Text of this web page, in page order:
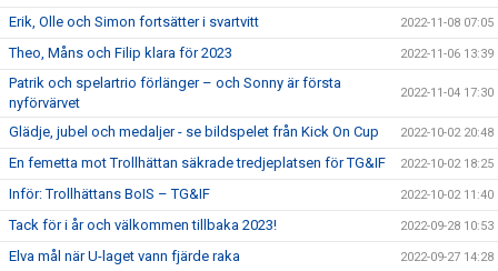
Erik, Olle och Simon fortsätter i svartvitt 2022-11-08 07:05
Theo, Måns och Filip klara för 2023 2022-11-06 13:39
Patrik och spelartrio förlänger – och Sonny är första
nyförvärvet
2022-11-04 17:30
Glädje, jubel och medaljer - se bildspelet från Kick On Cup 2022-10-02 20:48
En femetta mot Trollhättan säkrade tredjeplatsen för TG&IF 2022-10-02 18:25
Inför: Trollhättans BoIS – TG&IF 2022-10-02 11:40
Tack för i år och välkommen tillbaka 2023! 2022-09-28 10:53
Elva mål när U-laget vann fjärde raka 2022-09-27 14:28